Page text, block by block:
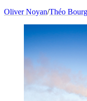
Oliver Noyan/Théo